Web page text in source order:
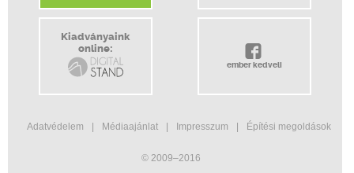
Kiadványaink
online:
ember kedveli
Adatvédelem Médiaajánlat Impresszum Építési megoldások
© 2009–2016